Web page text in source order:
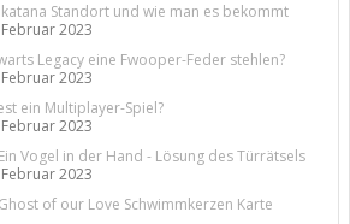
Standort und wie man es bekommt
2023
Legacy eine Fwooper-Feder stehlen?
2023
ein Multiplayer-Spiel?
2023
Vogel in der Hand - Lösung des Türrätsels
2023
of our Love Schwimmkerzen Karte